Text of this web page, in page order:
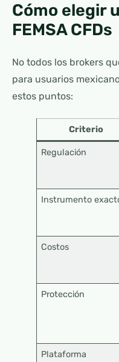
Cómo elegir
FEMSA CFDs
No todos los brokers
para usuarios
estos puntos:
Criterio
Regulación
Instrumento
Costos
Protección
Plataforma